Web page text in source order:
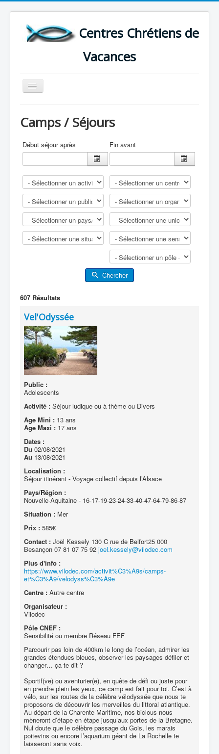
Centres Chrétiens de
Vacances
Basculer
la
CARTE DES CENTRES DE VACANCES .
LISTE DES SEJOURS DE VACANCES 2026
Camps / Séjours
Début séjour après Fin avant
Chercher
607 Résultats
Vel'Odyssée
Public :
Adolescents
Activité : Séjour ludique ou à thème ou Divers
Age Mini : 13 ans
Age Maxi : 17 ans
Dates :
Du 02/08/2021
Au 13/08/2021
Localisation :
Séjour itinérant - Voyage collectif depuis l’Alsace
Pays/Région :
Nouvelle-Aquitaine - 16-17-19-23-24-33-40-47-64-79-86-87
Situation : Mer
Prix : 585€
Contact : Joël Kessely 130 C rue de Belfort25 000
Besançon 07 81 07 75 92 joel.kessely@vilodec.com
Plus d'info :
https://www.vilodec.com/activit%C3%A9s/camps-
et%C3%A9/velodyss%C3%A9e
Centre : Autre centre
Organisateur :
Vilodec
Pôle CNEF :
Sensibilité ou membre Réseau FEF
Parcourir pas loin de 400km le long de l’océan, admirer les
grandes étendues bleues, observer les paysages défiler et
changer… ça te dit ?
Sportif(ve) ou aventurier(e), en quête de défi ou juste pour
en prendre plein les yeux, ce camp est fait pour toi. C’est à
vélo, sur les routes de la célèbre vélodyssée que nous te
proposons de découvrir les merveilles du littoral atlantique.
Au départ de la Charente-Maritime, nos biclous nous
mèneront d’étape en étape jusqu’aux portes de la Bretagne.
Nul doute que le célèbre passage du Gois, les marais
poitevins ou encore l’aquarium géant de La Rochelle te
laisseront sans voix.